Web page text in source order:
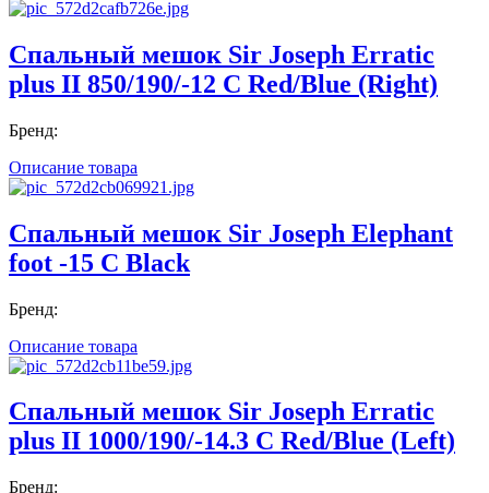
Спальный мешок Sir Joseph Erratic
plus II 850/190/-12 C Red/Blue (Right)
Бренд:
Описание товара
Спальный мешок Sir Joseph Elephant
foot -15 C Black
Бренд:
Описание товара
Спальный мешок Sir Joseph Erratic
plus II 1000/190/-14.3 C Red/Blue (Left)
Бренд: